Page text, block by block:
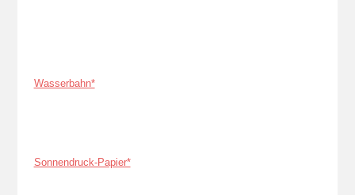
Wasserbahn*
Sonnendruck-Papier*